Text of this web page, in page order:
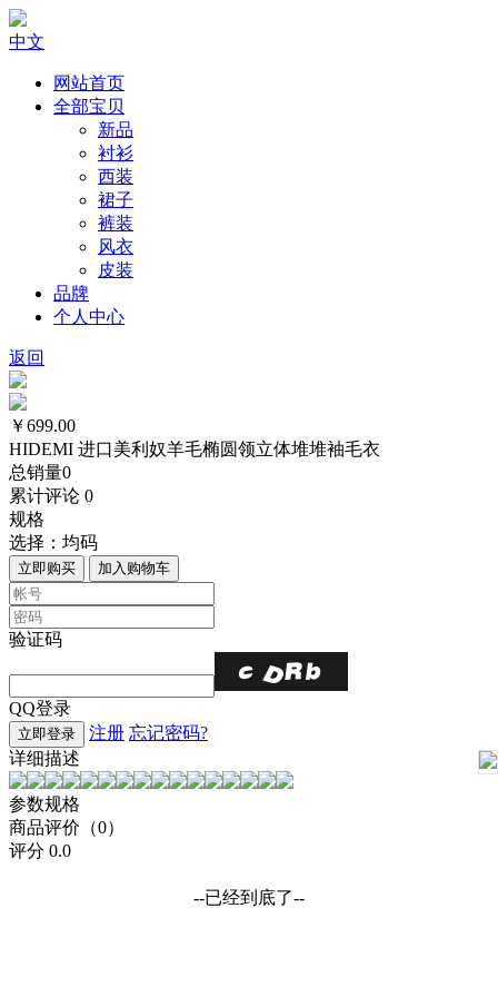
中文
网站首页
全部宝贝
新品
衬衫
西装
裙子
裤装
风衣
皮装
品牌
个人中心
返回
￥699.00
HIDEMI 进口美利奴羊毛椭圆领立体堆堆袖毛衣
总销量0
累计评论 0
规格
选择： 均码
立即购买 加入购物车
验证码
QQ登录
立即登录 注册 忘记密码?
详细描述
参数规格
商品评价（0）
评分 0.0
--已经到底了--